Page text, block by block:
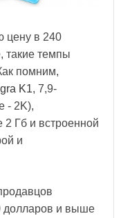
цену в 240
такие темпы
помним,
K1, 7,9-
- 2K),
Гб и встроенной
и
долларов и выше